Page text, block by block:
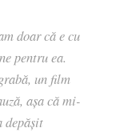
doar că e cu
pentru ea.
un film
așa că mi-
depășit